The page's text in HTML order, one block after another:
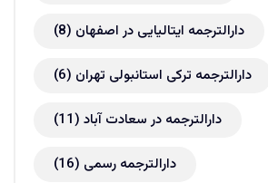
دارالترجمه ایتالیایی در اصفهان (8)
دارالترجمه ترکی استانبولی تهران (6)
دارالترجمه در سعادت آباد (11)
دارالترجمه رسمی (16)